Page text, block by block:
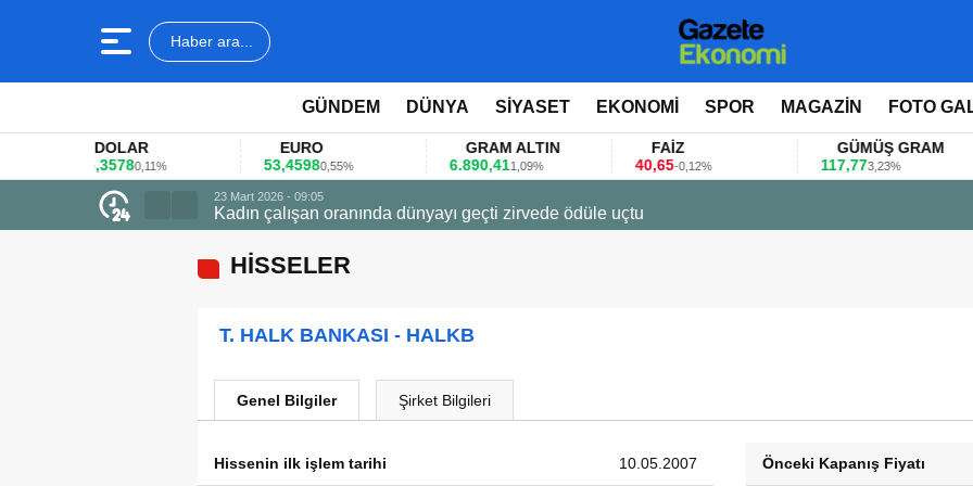
Haber ara...
GÜNDEM DÜNYA SİYASET EKONOMİ SPOR MAGAZİN FOTO
DOLAR
45,35780,11%
EURO
53,45980,55%
GRAM ALTIN
6.890,411,09%
FAİZ
40,65-0,12%
GÜMÜŞ GRAM
117,773,23%
23 Mart 2026 - 09:05
Kadın çalışan oranında dünyayı geçti zirvede ödüle uçtu
HİSSELER
T. HALK BANKASI - HALKB
Genel Bilgiler Şirket Bilgileri
Hissenin ilk işlem tarihi 10.05.2007 Önceki Kapanış Fiyatı